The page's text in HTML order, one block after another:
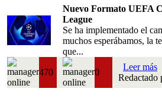
Nuevo Formato UEFA
League
Se ha implementado el
muchos esperábamos, la
que...
470 0
Leer más
Redactado